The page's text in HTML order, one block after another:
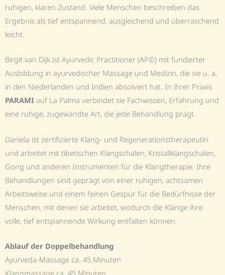
ruhigen, klaren Zustand. Viele Menschen beschreiben das
Ergebnis als tief entspannend, ausgleichend und überraschend
leicht.
Birgit van Dijk ist Ayurvedic Practitioner (AP©) mit fundierter
Ausbildung in ayurvedischer Massage und Medizin, die sie u. a.
in den Niederlanden und Indien absolviert hat. In ihrer Praxis
PARAMI auf La Palma verbindet sie Fachwissen, Erfahrung und
eine ruhige, zugewandte Art, die jede Behandlung prägt.
Daniela ist zertifizierte Klang- und Regenerationstherapeutin
und arbeitet mit tibetischen Klangschalen, Kristallklangschalen,
Gong und anderen Instrumenten für die Klangtherapie. Ihre
Behandlungen sind geprägt von einer ruhigen, achtsamen
Arbeitsweise und einem feinen Gespür für die Bedürfnisse der
Menschen, mit denen sie arbeitet, wodurch die Klänge ihre
volle, tief entspannende Wirkung entfalten können.
Ablauf der Doppelbehandlung
Ayurveda-Massage ca. 45 Minuten
Klangmassage ca. 45 Minuten